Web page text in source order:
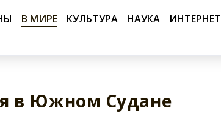
В МИРЕ КУЛЬТУРА НАУКА ИНТЕРНЕТ
в Южном Судане